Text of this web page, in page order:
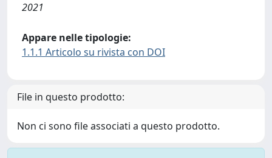
2021
Appare nelle tipologie:
1.1.1 Articolo su rivista con DOI
File in questo prodotto:
Non ci sono file associati a questo prodotto.